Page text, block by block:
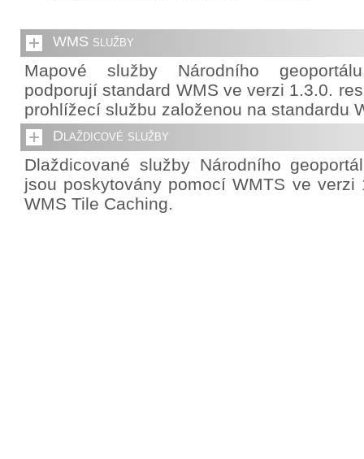
WMS služby
Mapové služby Národního
podporují standard WMS ve verzi 1.3.0.
prohlížecí službu založenou na standardu
Dlaždicové služby
Dlaždicované služby Národního
jsou poskytovány pomocí WMTS ve verzi
WMS Tile Caching.